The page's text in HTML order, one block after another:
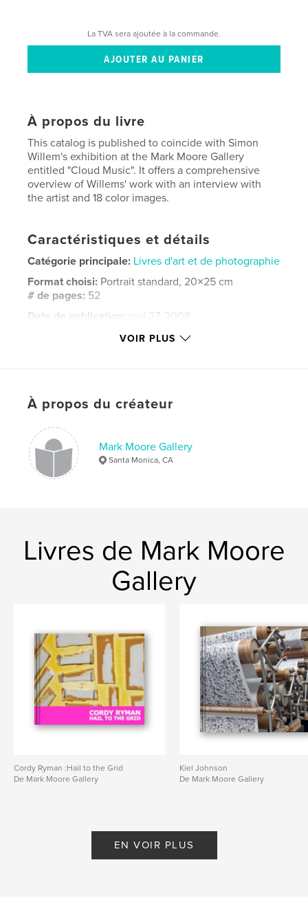
La TVA sera ajoutée à la commande.
À propos du livre
This catalog is published to coincide with Simon
Willem's exhibition at the Mark Moore Gallery
entitled "Cloud Music". It offers a comprehensive
overview of Willems' work with an interview with
the artist and 18 color images.
Caractéristiques et détails
Catégorie principale: Livres d'art et de photographie
Format choisi: Portrait standard, 20×25 cm
# de pages: 52
Date de publication:
mai 27, 2008
VOIR PLUS
À propos du créateur
Mark Moore Gallery
Santa Monica, CA
Livres de Mark Moore
Gallery
Cordy Ryman :Hail to the Grid
De Mark Moore Gallery
Kiel Johnson
De Mark Moore Gallery
EN VOIR PLUS